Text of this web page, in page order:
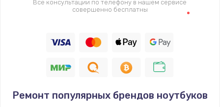
Все консультации по телефону в нашем сервисе
совершенно бесплатны
Ремонт популярных брендов ноутбуков